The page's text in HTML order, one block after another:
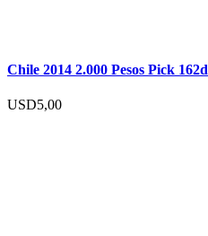
Chile 2014 2.000 Pesos Pick 162d
USD5,00